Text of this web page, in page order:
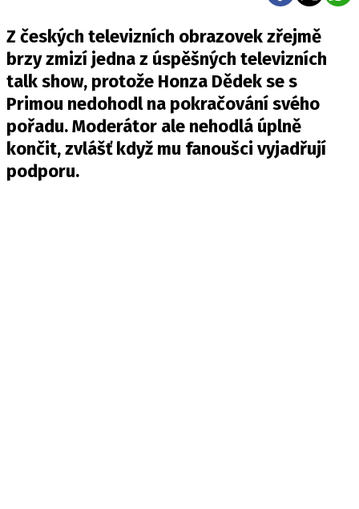
KONTAKT
VYDAVATEL
INZERCE
OSOBNÍ ÚDAJE / COOKIES
VOLNÁ MÍSTA
Z českých televizních obrazovek zřejmě
brzy zmizí jedna z úspěšných televizních
talk show, protože Honza Dědek se s
Primou nedohodl na pokračování svého
pořadu. Moderátor ale nehodlá úplně
končit, zvlášť když mu fanoušci vyjadřují
podporu.